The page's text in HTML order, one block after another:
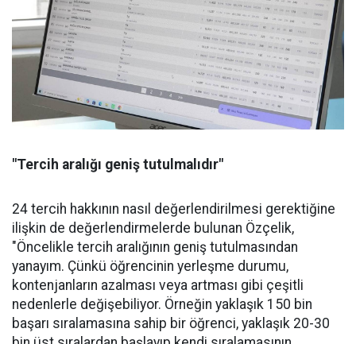
"Tercih aralığı geniş tutulmalıdır"
24 tercih hakkının nasıl değerlendirilmesi gerektiğine
ilişkin de değerlendirmelerde bulunan Özçelik,
"Öncelikle tercih aralığının geniş tutulmasından
yanayım. Çünkü öğrencinin yerleşme durumu,
kontenjanların azalması veya artması gibi çeşitli
nedenlerle değişebiliyor. Örneğin yaklaşık 150 bin
başarı sıralamasına sahip bir öğrenci, yaklaşık 20-30